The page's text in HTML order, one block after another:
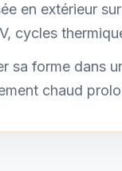
en extérieur
cycles
sa forme dans
chaud